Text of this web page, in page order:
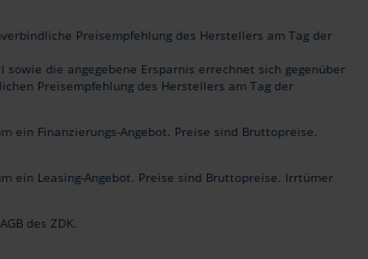
Preisempfehlung des Herstellers am Tag der
sowie die angegebene Ersparnis errechnet sich gegenüber
Preisempfehlung des Herstellers am Tag der
ein Finanzierungs-Angebot. Preise sind Bruttopreise.
ein Leasing-Angebot. Preise sind Bruttopreise. Irrtümer
des ZDK.